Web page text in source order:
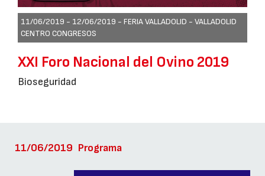
11/06/2019 - 12/06/2019 - FERIA VALLADOLID - VALLADOLID
CENTRO CONGRESOS
XXI Foro Nacional del Ovino 2019
Bioseguridad
11/06/2019 Programa